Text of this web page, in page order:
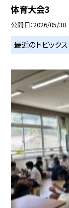
体育大会3
公開日 2026/05/30
最近のトピックス